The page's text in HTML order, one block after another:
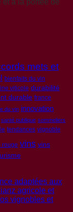
mets et
bienfaits du vin
viticole durabilité
durable france
du vin innovation
santé publique sommeliers
tendances vignoble
rouge vins vins